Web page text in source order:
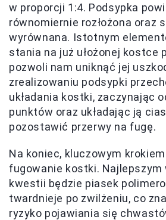
w proporcji 1:4. Podsypka
równomiernie rozłożona oraz
wyrównana. Istotnym
stania na już ułożonej kostce
pozwoli nam uniknąć jej
zrealizowaniu podsypki
układania kostki, zaczynając
punktów oraz układając ją
pozostawić przerwy na fugę.
Na koniec, kluczowym
fugowanie kostki. Najlepszym
kwestii będzie piasek
twardnieje po zwilżeniu, co
ryzyko pojawiania się